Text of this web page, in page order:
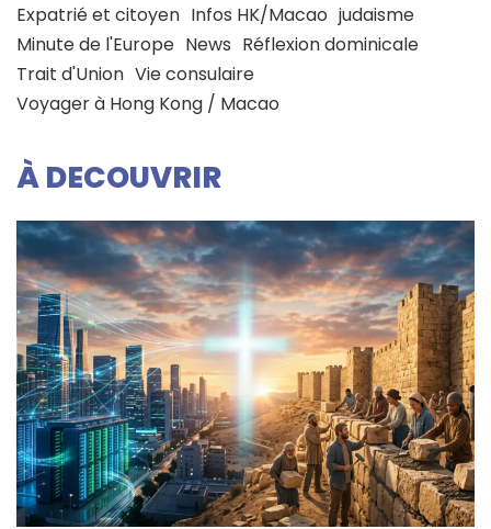
Expatrié et citoyen Infos HK/Macao judaisme
Minute de l'Europe News Réflexion dominicale
Trait d'Union Vie consulaire
Voyager à Hong Kong / Macao
À DECOUVRIR